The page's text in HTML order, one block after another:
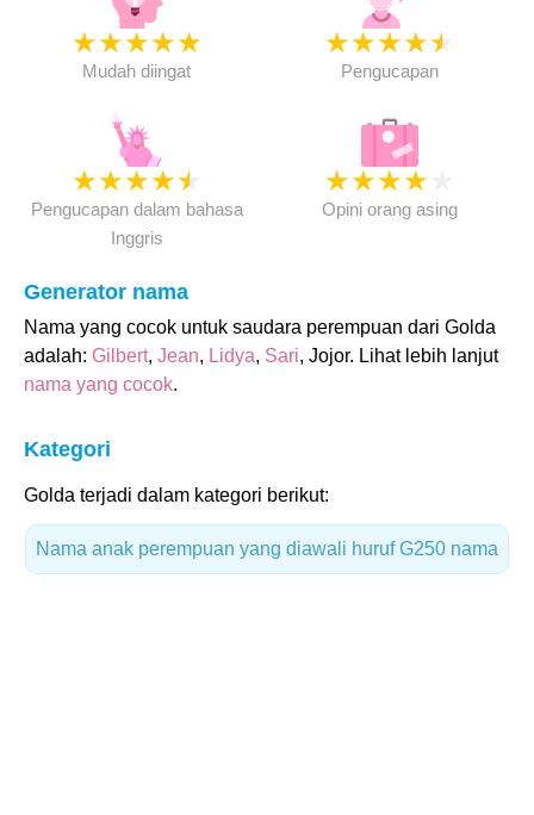
★★★★★
Mudah diingat
★★★★★
Pengucapan
★★★★★
Pengucapan dalam bahasa
Inggris
★★★★
Opini orang asing
Generator nama
Nama yang cocok untuk saudara perempuan dari Golda
adalah: Gilbert, Jean, Lidya, Sari, Jojor. Lihat lebih lanjut
nama yang cocok.
Kategori
Golda terjadi dalam kategori berikut:
Nama anak perempuan yang diawali huruf G250 nama